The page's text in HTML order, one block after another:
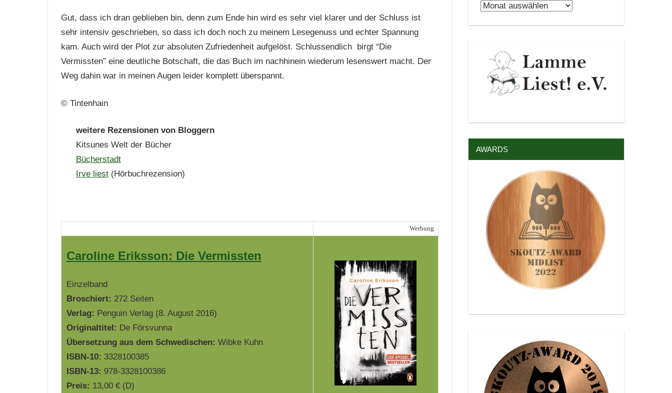
Gut, dass ich dran geblieben bin, denn zum Ende hin wird es sehr viel klarer und der Schluss ist
sehr intensiv geschrieben, so dass ich doch noch zu meinem Lesegenuss und echter Spannung
kam. Auch wird der Plot zur absoluten Zufriedenheit aufgelöst. Schlussendlich birgt “Die
Vermissten” eine deutliche Botschaft, die das Buch im nachhinein wiederum lesenswert macht. Der
Weg dahin war in meinen Augen leider komplett überspannt.
© Tintenhain
weitere Rezensionen von Bloggern
Kitsunes Welt der Bücher
Bücherstadt
Irve liest(Hörbuchrezension)
Werbung
Caroline Eriksson: Die Vermissten
Einzelband
Broschiert: 272 Seiten
Verlag: Penguin Verlag (8. August 2016)
Originaltitel: De Försvunna
Übersetzung aus dem Schwedischen: Wibke Kuhn
ISBN-10: 3328100385
ISBN-13: 978-3328100386
Preis: 13,00 € (D)
Archiv
AWARDS